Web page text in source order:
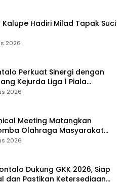
Kalupe Hadiri Milad Tapak Suci
2026
Perkuat Sinergi dengan
Kejurda Liga 1 Piala
2026
Meeting Matangkan
Olahraga Masyarakat
Gorontalo
2026
Dukung GKK 2026, Siap
dan Pastikan Ketersediaan